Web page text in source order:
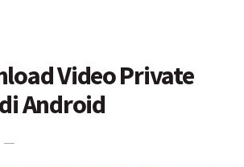
Video Private
Android